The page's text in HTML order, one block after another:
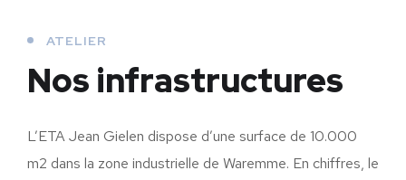
ATELIER
Nos infrastructures
L’ETA Jean Gielen dispose d’une surface de 10.000
m2 dans la zone industrielle de Waremme. En chiffres, le